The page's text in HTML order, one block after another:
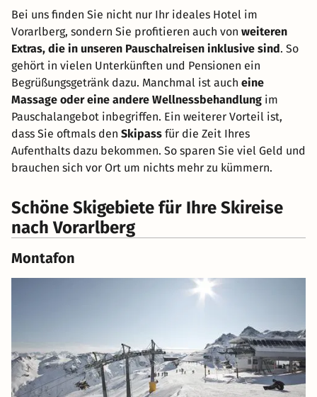
Bei uns finden Sie nicht nur Ihr ideales Hotel im
Vorarlberg, sondern Sie profitieren auch von weiteren
Extras, die in unseren Pauschalreisen inklusive sind. So
gehört in vielen Unterkünften und Pensionen ein
Begrüßungsgetränk dazu. Manchmal ist auch eine
Massage oder eine andere Wellnessbehandlung im
Pauschalangebot inbegriffen. Ein weiterer Vorteil ist,
dass Sie oftmals den Skipass für die Zeit Ihres
Aufenthalts dazu bekommen. So sparen Sie viel Geld und
brauchen sich vor Ort um nichts mehr zu kümmern.
Schöne Skigebiete für Ihre Skireise
nach Vorarlberg
Montafon